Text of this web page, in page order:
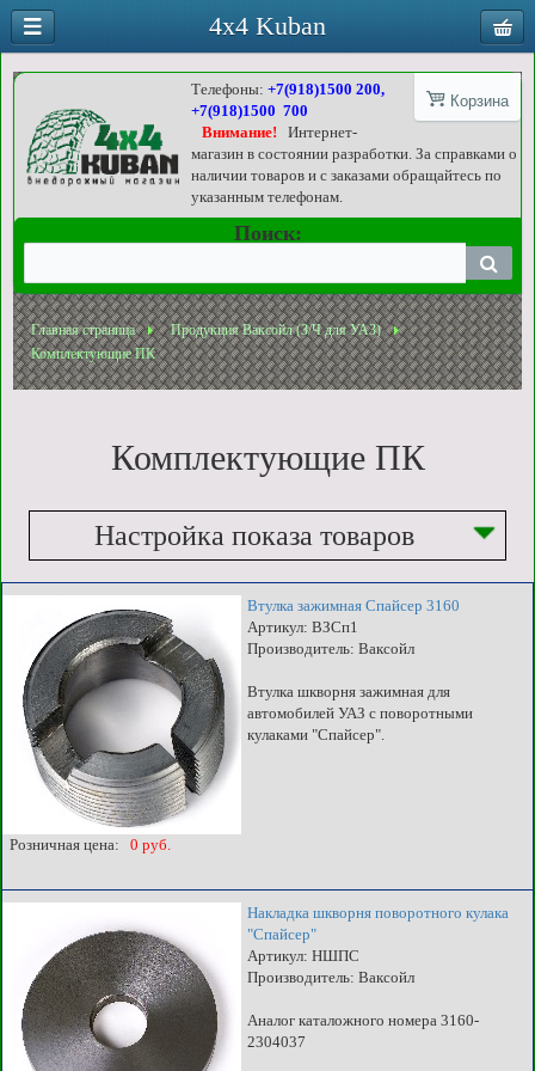
Корзина
Телефоны:+7(918)1500 200,
+7(918)1500 700
Внимание!
Интернет-
магазин в состоянии разработки. За справками о
наличии товаров и с заказами обращайтесь по
указанным телефонам.
Поиск:
Главная страница
Продукция Ваксойл (З/Ч для УАЗ)
Комплектующие ПК
Комплектующие ПК
Настройка показа товаров
Втулка зажимная Спайсер 3160
Артикул: ВЗСп1
Производитель: Ваксойл
Втулка шкворня зажимная для
автомобилей УАЗ с поворотными
кулаками "Спайсер".
Розничная цена: 0 руб.
Накладка шкворня поворотного кулака
"Спайсер"
Артикул: НШПС
Производитель: Ваксойл
Аналог каталожного номера 3160-
2304037
4x4 Kuban